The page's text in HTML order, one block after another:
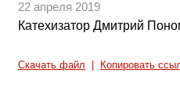
22 апреля 2019
Катехизатор Дмитрий
Скачать файл Копировать